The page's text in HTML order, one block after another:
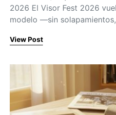
2026 El Visor Fest 2026
modelo —sin
View Post